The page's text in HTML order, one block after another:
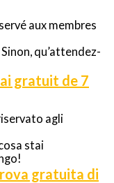
aux membres
. Sinon, qu’attendez-
gratuit de 7
agli
stai
gratuita di